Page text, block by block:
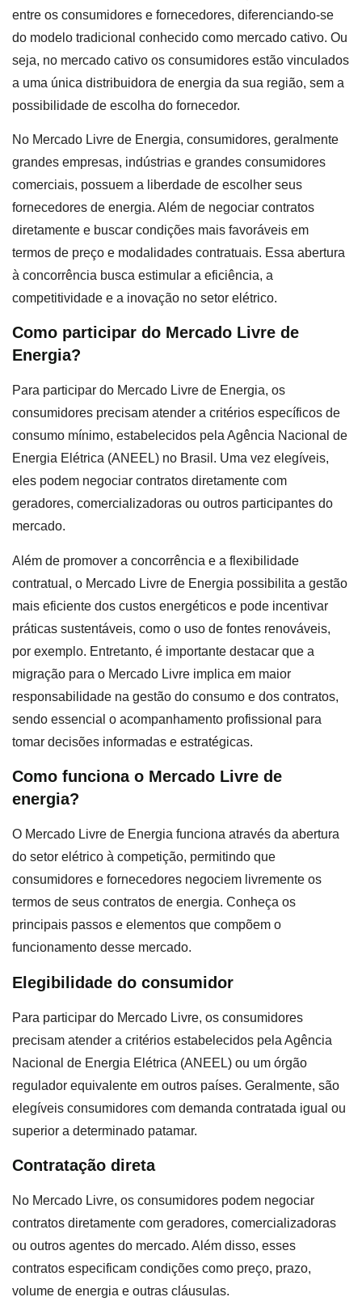
entre os consumidores e fornecedores, diferenciando-se
do modelo tradicional conhecido como mercado cativo. Ou
seja, no mercado cativo os consumidores estão vinculados
a uma única distribuidora de energia da sua região, sem a
possibilidade de escolha do fornecedor.
No Mercado Livre de Energia, consumidores, geralmente
grandes empresas, indústrias e grandes consumidores
comerciais, possuem a liberdade de escolher seus
fornecedores de energia. Além de negociar contratos
diretamente e buscar condições mais favoráveis em
termos de preço e modalidades contratuais. Essa abertura
à concorrência busca estimular a eficiência, a
competitividade e a inovação no setor elétrico.
Como participar do Mercado Livre de
Energia?
Para participar do Mercado Livre de Energia, os
consumidores precisam atender a critérios específicos de
consumo mínimo, estabelecidos pela Agência Nacional de
Energia Elétrica (ANEEL) no Brasil. Uma vez elegíveis,
eles podem negociar contratos diretamente com
geradores, comercializadoras ou outros participantes do
mercado.
Além de promover a concorrência e a flexibilidade
contratual, o Mercado Livre de Energia possibilita a gestão
mais eficiente dos custos energéticos e pode incentivar
práticas sustentáveis, como o uso de fontes renováveis,
por exemplo. Entretanto, é importante destacar que a
migração para o Mercado Livre implica em maior
responsabilidade na gestão do consumo e dos contratos,
sendo essencial o acompanhamento profissional para
tomar decisões informadas e estratégicas.
Como funciona o Mercado Livre de
energia?
O Mercado Livre de Energia funciona através da abertura
do setor elétrico à competição, permitindo que
consumidores e fornecedores negociem livremente os
termos de seus contratos de energia. Conheça os
principais passos e elementos que compõem o
funcionamento desse mercado.
Elegibilidade do consumidor
Para participar do Mercado Livre, os consumidores
precisam atender a critérios estabelecidos pela Agência
Nacional de Energia Elétrica (ANEEL) ou um órgão
regulador equivalente em outros países. Geralmente, são
elegíveis consumidores com demanda contratada igual ou
superior a determinado patamar.
Contratação direta
No Mercado Livre, os consumidores podem negociar
contratos diretamente com geradores, comercializadoras
ou outros agentes do mercado. Além disso, esses
contratos especificam condições como preço, prazo,
volume de energia e outras cláusulas.